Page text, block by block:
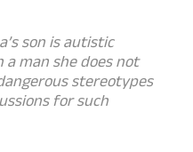
son is autistic
a man she does not
stereotypes
for such